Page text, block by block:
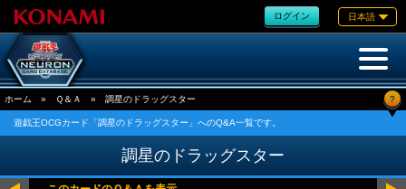
ログイン 日本語
ホーム » Ｑ＆Ａ » 調星のドラッグスター ?
遊戯王OCGカード「調星のドラッグスター」へのQ&A一覧です。
調星のドラッグスター